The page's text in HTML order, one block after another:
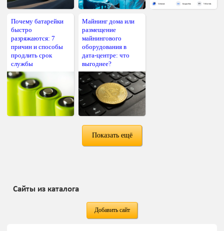
Почему батарейки
быстро
разряжаются: 7
причин и способы
продлить срок
службы
Майнинг дома или
размещение
майнингового
оборудования в
дата-центре: что
выгоднее?
Показать ещё
Сайты из каталога
Добавить сайт